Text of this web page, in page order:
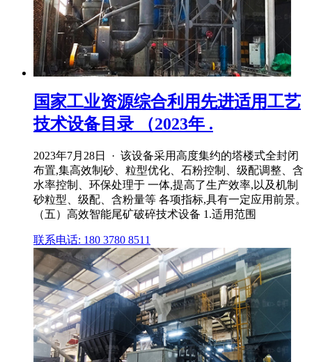
国家工业资源综合利用先进适用工艺
技术设备目录 （2023年 .
2023年7月28日 · 该设备采用高度集约的塔楼式全封闭
布置,集高效制砂、粒型优化、石粉控制、级配调整、含
水率控制、环保处理于 一体,提高了生产效率,以及机制
砂粒型、级配、含粉量等 各项指标,具有一定应用前景。
（五）高效智能尾矿破碎技术设备 1.适用范围
联系电话: 180 3780 8511